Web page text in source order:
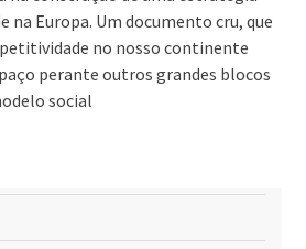
na Europa. Um documento cru, que
no nosso continente
perante outros grandes blocos
social